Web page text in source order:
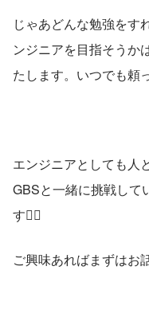
じゃあどんな勉強をす
ンジニアを目指そうか
たします。いつでも頼
エンジニアとしても人
GBSと一緒に挑戦して
す❤️‍🔥
ご興味あればまずはお